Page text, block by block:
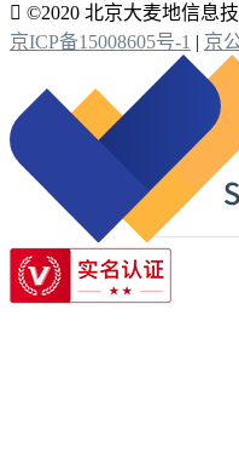
 ©2020 北京大麦地信息
京ICP备15008605号-1 | 京